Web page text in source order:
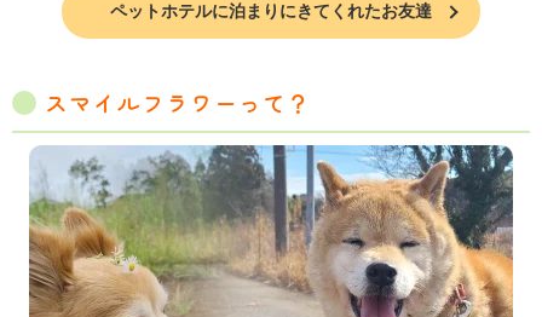
ペットホテルに泊まりにきてくれたお友達
スマイルフラワーって？